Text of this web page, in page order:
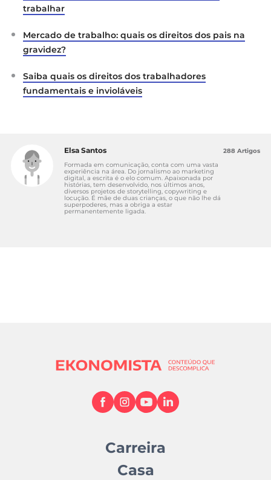
trabalhar
Mercado de trabalho: quais os direitos dos pais na
gravidez?
Saiba quais os direitos dos trabalhadores
fundamentais e invioláveis
Elsa Santos
Formada em comunicação, conta com uma vasta
experiência na área. Do jornalismo ao marketing
digital, a escrita é o elo comum. Apaixonada por
histórias, tem desenvolvido, nos últimos anos,
diversos projetos de storytelling, copywriting e
locução. É mãe de duas crianças, o que não lhe dá
superpoderes, mas a obriga a estar
permanentemente ligada.
288 Artigos
Carreira
Casa